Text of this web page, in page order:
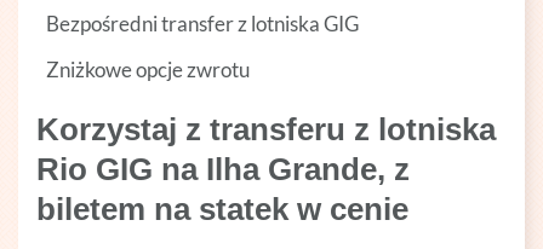
Bezpośredni transfer z lotniska GIG
Zniżkowe opcje zwrotu
Korzystaj z transferu z lotniska
Rio GIG na Ilha Grande, z
biletem na statek w cenie